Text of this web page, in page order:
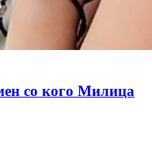
со кого Милица